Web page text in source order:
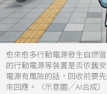
愈來愈多行動電源發生自燃
的行動電源等裝置是否依舊
電源有風險的話，回收前要
來回應。（示意圖／AI合成）